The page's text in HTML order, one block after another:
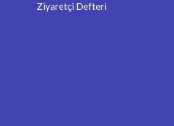
Ziyaretçi Defteri